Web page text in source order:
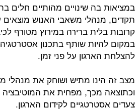
במציאות בה שינויים מהותיים חלים
תקדים, מנהלי משאבי האנוש
קרובות בלית ברירה במירוץ מטורף
במקום להיות שותף בתכנון
להצלחת הארגון על פני זמן.
מצב זה הינו מתיש ושוחק את מנהלי
וכתוצאה מכך, מפחית את המוטיבציה
צעדים אסטרטגיים לקידום הארגון.